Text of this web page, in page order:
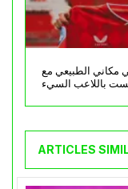
مكاني الطبيعي مع
ARTICLES